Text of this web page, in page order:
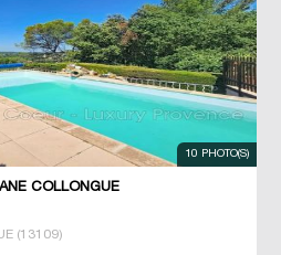
10 PHOTO(S)
COLLONGUE
(13109)